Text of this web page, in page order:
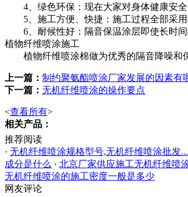
4、绿色环保：现在大家对身体健康安全
5、施工方便、快捷：施工过程全部采用
6、耐候性好：隔音保温涂层即使长时间
植物纤维喷涂施工
植物纤维喷涂棉做为优秀的隔音降噪和保
上一篇： 制约聚氨酯喷涂厂家发展的因素有
下一篇： 无机纤维喷涂的操作要点
<查看所有>
相关产品：
推荐阅读
· 无机纤维喷涂规格型号,无机纤维喷涂批发...
成分是什么 · 北京厂家供应施工无机纤维喷
无机纤维喷涂的施工密度一般是多少
网友评论